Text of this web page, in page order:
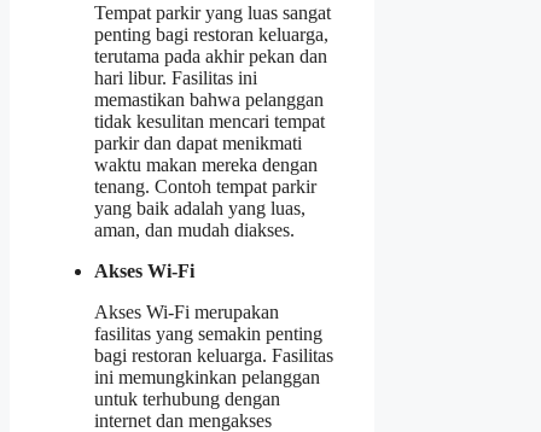
Tempat parkir yang luas sangat
penting bagi restoran keluarga,
terutama pada akhir pekan dan
hari libur. Fasilitas ini
memastikan bahwa pelanggan
tidak kesulitan mencari tempat
parkir dan dapat menikmati
waktu makan mereka dengan
tenang. Contoh tempat parkir
yang baik adalah yang luas,
aman, dan mudah diakses.
Akses Wi-Fi
Akses Wi-Fi merupakan
fasilitas yang semakin penting
bagi restoran keluarga. Fasilitas
ini memungkinkan pelanggan
untuk terhubung dengan
internet dan mengakses